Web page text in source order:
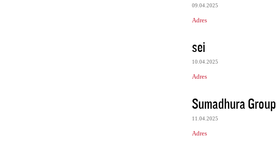
09.04.2025
Adres
sei
10.04.2025
Adres
Sumadhura Group
11.04.2025
Adres